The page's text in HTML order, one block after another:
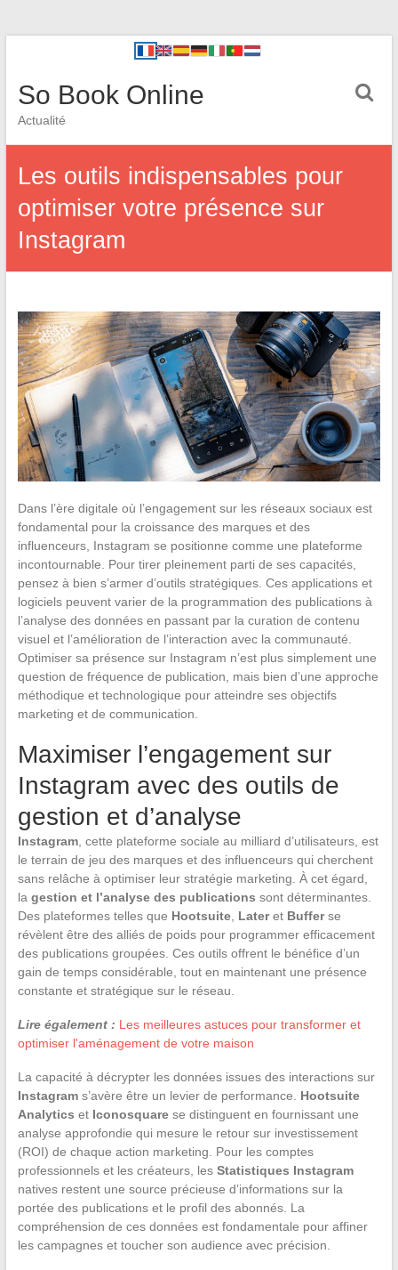
So Book Online
Actualité
Les outils indispensables pour
optimiser votre présence sur
Instagram
Dans l’ère digitale où l’engagement sur les réseaux sociaux est
fondamental pour la croissance des marques et des
influenceurs, Instagram se positionne comme une plateforme
incontournable. Pour tirer pleinement parti de ses capacités,
pensez à bien s’armer d’outils stratégiques. Ces applications et
logiciels peuvent varier de la programmation des publications à
l’analyse des données en passant par la curation de contenu
visuel et l’amélioration de l’interaction avec la communauté.
Optimiser sa présence sur Instagram n’est plus simplement une
question de fréquence de publication, mais bien d’une approche
méthodique et technologique pour atteindre ses objectifs
marketing et de communication.
Maximiser l’engagement sur
Instagram avec des outils de
gestion et d’analyse
Instagram, cette plateforme sociale au milliard d’utilisateurs, est
le terrain de jeu des marques et des influenceurs qui cherchent
sans relâche à optimiser leur stratégie marketing. À cet égard,
la gestion et l’analyse des publications sont déterminantes.
Des plateformes telles que Hootsuite, Lateret Bufferse
révèlent être des alliés de poids pour programmer efficacement
des publications groupées. Ces outils offrent le bénéfice d’un
gain de temps considérable, tout en maintenant une présence
constante et stratégique sur le réseau.
Lire également : Les meilleures astuces pour transformer et
optimiser l'aménagement de votre maison
La capacité à décrypter les données issues des interactions sur
Instagrams’avère être un levier de performance. Hootsuite
Analytics et Iconosquarese distinguent en fournissant une
analyse approfondie qui mesure le retour sur investissement
(ROI) de chaque action marketing. Pour les comptes
professionnels et les créateurs, les Statistiques Instagram
natives restent une source précieuse d’informations sur la
portée des publications et le profil des abonnés. La
compréhension de ces données est fondamentale pour affiner
les campagnes et toucher son audience avec précision.